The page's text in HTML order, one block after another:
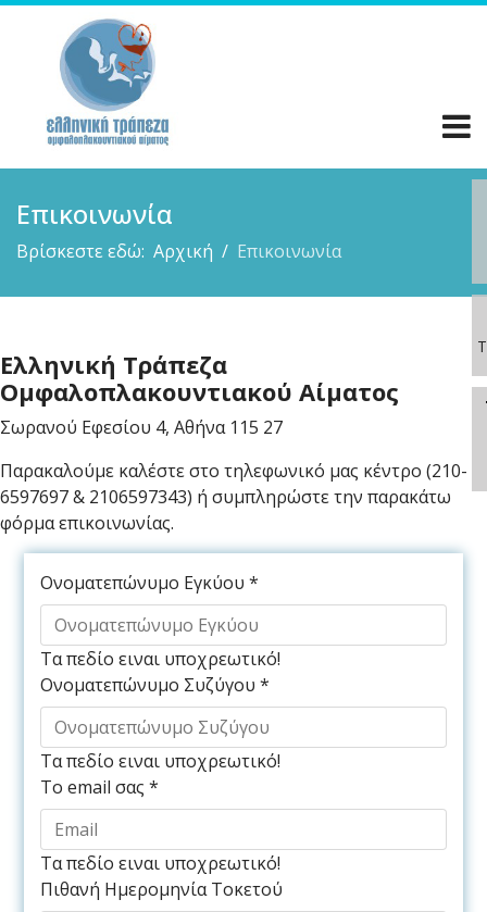
Επικοινωνία
Βρίσκεστε εδώ: Αρχική Επικοινωνία
Ελληνική Τράπεζα
Ομφαλοπλακουντιακού Αίματος
Σωρανού Εφεσίου 4, Αθήνα 115 27
Παρακαλούμε καλέστε στο τηλεφωνικό μας κέντρο (210-
6597697 & 2106597343) ή συμπληρώστε την παρακάτω
φόρμα επικοινωνίας.
Ονοματεπώνυμο Εγκύου *
Τα πεδίο ειναι υποχρεωτικό!
Ονοματεπώνυμο Συζύγου *
Τα πεδίο ειναι υποχρεωτικό!
Το email σας *
Τα πεδίο ειναι υποχρεωτικό!
Πιθανή Ημερομηνία Τοκετού